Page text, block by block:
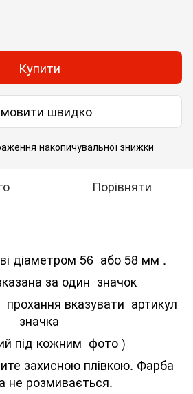
Купити
швидко
накопичувальної знижки
Порівняти
діаметром 56 або 58 мм .
за один значок
вказувати артикул
значка
під кожним фото )
захисною плівкою. Фарба
не розмивається.